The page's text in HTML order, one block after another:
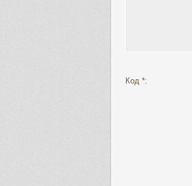
Код *: